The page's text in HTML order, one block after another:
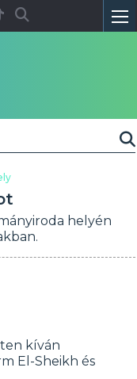
helyén
kíván
El-Sheikh és